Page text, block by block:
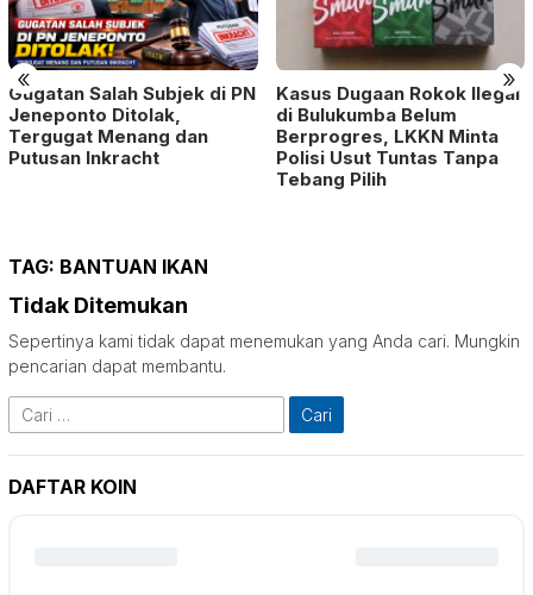
« »
Gugatan Salah Subjek di PN
Jeneponto Ditolak,
Tergugat Menang dan
Putusan Inkracht
Kasus Dugaan Rokok Ilegal
di Bulukumba Belum
Berprogres, LKKN Minta
Polisi Usut Tuntas Tanpa
Tebang Pilih
TAG: BANTUAN IKAN
Tidak Ditemukan
Sepertinya kami tidak dapat menemukan yang Anda cari. Mungkin
pencarian dapat membantu.
Cari
untuk:
DAFTAR KOIN